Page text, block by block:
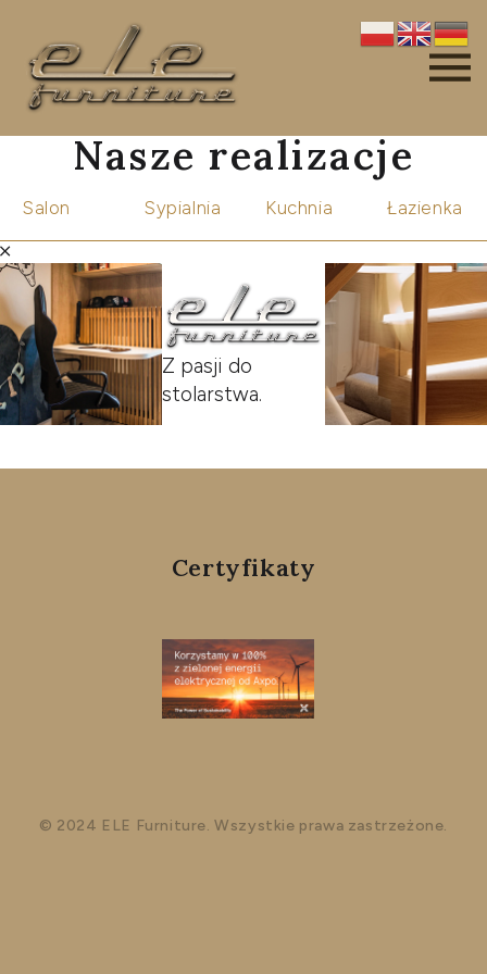
Nasze realizacje
Salon Sypialnia Kuchnia Łazienka
Z pasji do
stolarstwa.
Certyfikaty
© 2024 ELE Furniture. Wszystkie prawa zastrzeżone.